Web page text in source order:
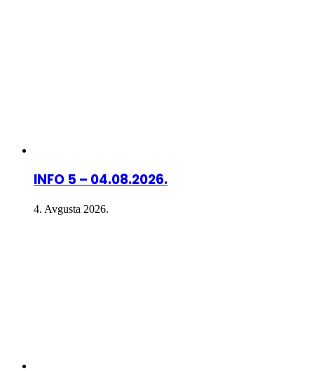
INFO 5 – 04.08.2026.
4. Avgusta 2026.